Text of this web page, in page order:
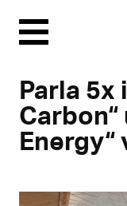
Menu
Parla 5x
Carbon“